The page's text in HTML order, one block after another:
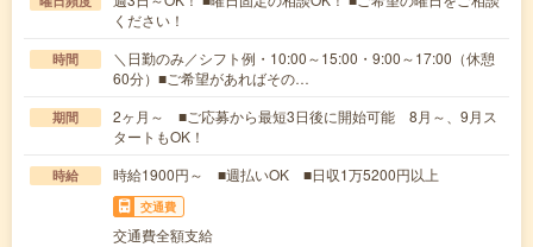
ください！
時間
＼日勤のみ／シフト例・10:00～15:00・9:00～17:00（休憩
60分）■ご希望があればその…
期間
2ヶ月～ ■ご応募から最短3日後に開始可能 8月～、9月ス
タートもOK！
時給 時給1900円～ ■週払いOK ■日収1万5200円以上
交通費
交通費全額支給